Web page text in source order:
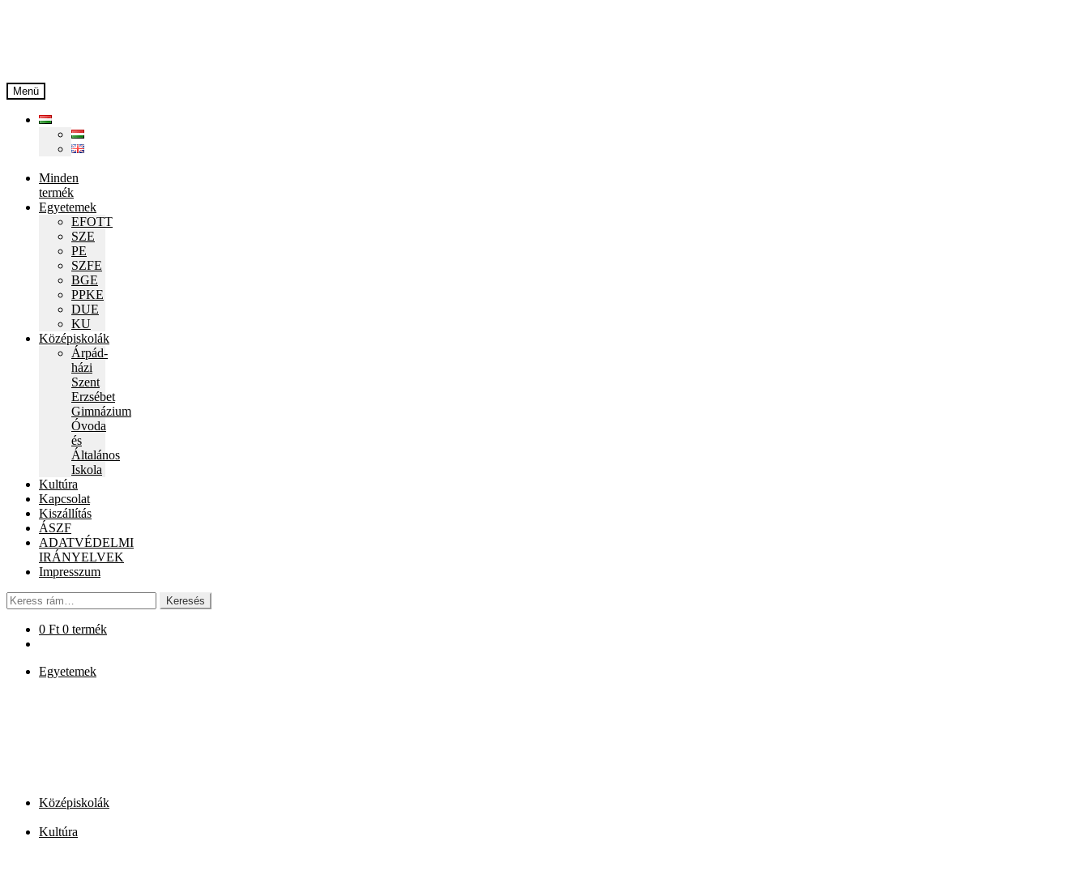
Menü
Minden
termék
Egyetemek
EFOTT
SZE
PE
SZFE
BGE
PPKE
DUE
KU
Középiskolák
Árpád-
házi
Szent
Erzsébet
Gimnázium
Óvoda
és
Általános
Iskola
Kultúra
Kapcsolat
Kiszállítás
ÁSZF
ADATVÉDELMI
IRÁNYELVEK
Impresszum
Keresés
a
következőre:
Keresés
0 Ft 0 termék
Egyetemek
Középiskolák
Kultúra